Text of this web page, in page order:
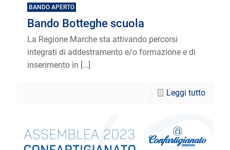
BANDO APERTO
Bando Botteghe scuola
La Regione Marche sta attivando percorsi
integrati di addestramento e/o formazione e di
inserimento in […]
Leggi tutto